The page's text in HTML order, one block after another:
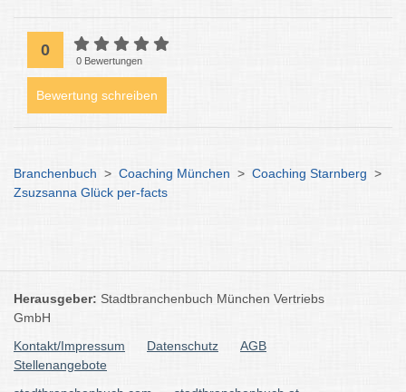
0
0 Bewertungen
Bewertung schreiben
Branchenbuch > Coaching München > Coaching Starnberg >
Zsuzsanna Glück per-facts
Herausgeber: Stadtbranchenbuch München Vertriebs
GmbH
Kontakt/Impressum
Datenschutz
AGB
Stellenangebote